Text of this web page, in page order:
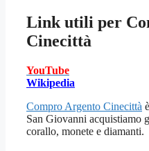
Link utili per
Cinecittà
YouTube
Wikipedia
Compro Argento Cinecittà
San Giovanni acquistiamo
corallo, monete e diamanti.